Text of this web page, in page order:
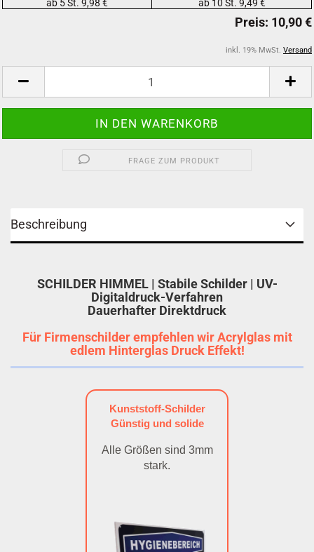
ab 5 St. 9,98 €
ab 10 St. 9,49 €
inkl. 19% MwSt. Versand
FRAGE ZUM PRODUKT
Beschreibung
SCHILDER HIMMEL | Stabile Schilder | UV-
Digitaldruck-Verfahren
Dauerhafter Direktdruck
Für Firmenschilder empfehlen wir Acrylglas mit
edlem Hinterglas Druck Effekt!
Kunststoff-Schilder
Günstig und solide
Alle Größen sind 3mm
stark.